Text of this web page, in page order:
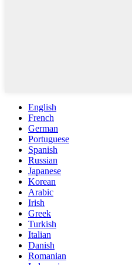
English
French
German
Portuguese
Spanish
Russian
Japanese
Korean
Arabic
Irish
Greek
Turkish
Italian
Danish
Romanian